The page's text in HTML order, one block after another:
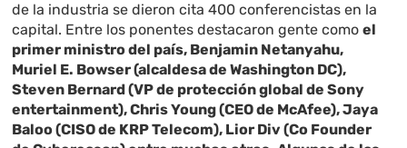
de la industria se dieron cita 400 conferencistas en la
capital. Entre los ponentes destacaron gente comoel
primer ministro del país, Benjamin Netanyahu,
Muriel E. Bowser (alcaldesa de Washington DC),
Steven Bernard (VP de protección global de Sony
entertainment), Chris Young (CEO de McAfee), Jaya
Baloo (CISO de KRP Telecom), Lior Div (Co Founder